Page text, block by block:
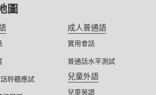
圖
聆聽應試
成人普通語
實用會話
普通話水平測試
兒童外語
兒童英語